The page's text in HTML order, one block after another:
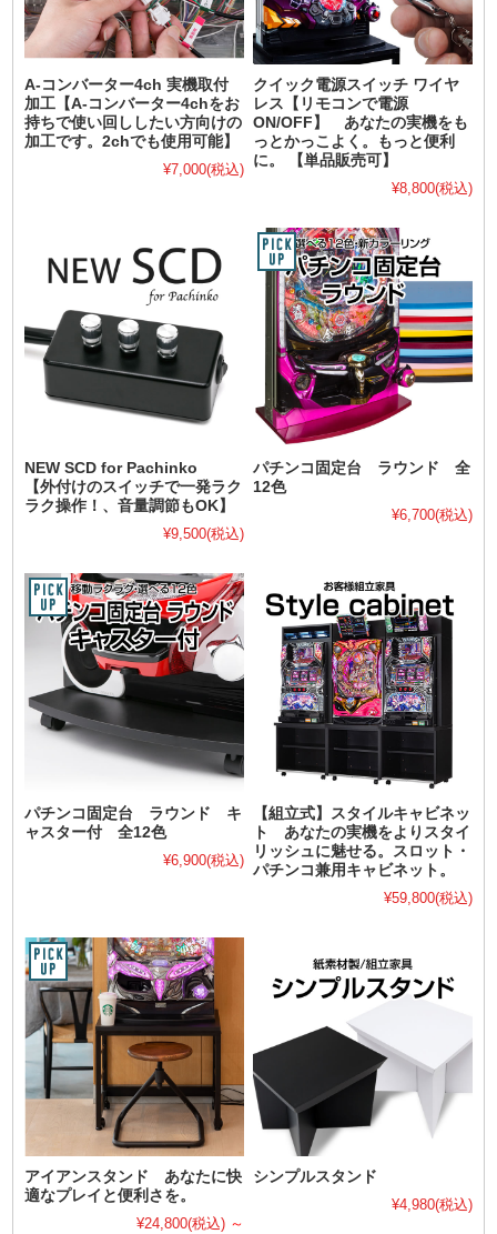
A-コンバーター4ch 実機取付
加工【A-コンバーター4chをお
持ちで使い回ししたい方向けの
加工です。2chでも使用可能】
¥7,000(税込)
クイック電源スイッチ ワイヤ
レス【リモコンで電源
ON/OFF】 あなたの実機をも
っとかっこよく。もっと便利
に。 【単品販売可】
¥8,800(税込)
NEW SCD for Pachinko
【外付けのスイッチで一発ラク
ラク操作！、音量調節もOK】
¥9,500(税込)
パチンコ固定台 ラウンド 全
12色
¥6,700(税込)
パチンコ固定台 ラウンド キ
ャスター付 全12色
¥6,900(税込)
【組立式】スタイルキャビネッ
ト あなたの実機をよりスタイ
リッシュに魅せる。スロット・
パチンコ兼用キャビネット。
¥59,800(税込)
アイアンスタンド あなたに快
適なプレイと便利さを。
¥24,800(税込) ～
シンプルスタンド
¥4,980(税込)